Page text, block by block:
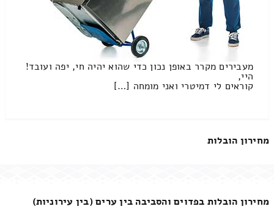
מעבירים מקרר באופן נכון כדי שהוא יהיה חי, יפה ועובד!
היי,
קוראים לי דמיטרי ואני מומחה […]
מחירון הובלות
מחירון הובלות בפדוים והסביבה בין ערים (בין עירוניות)